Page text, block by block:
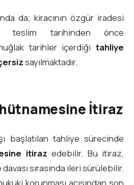
da; kiracının özgür iradesi
teslim tarihinden önce
tarihler içerdiği tahliye
sayılmaktadır.
İtiraz
başlatılan tahliye sürecinde
itiraz edebilir. Bu itiraz,
sırasında ileri sürülebilir.
korunması açısından son